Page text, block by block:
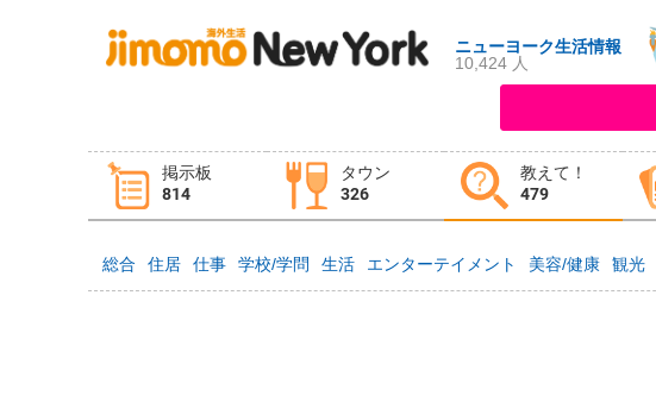
ニューヨーク生活情報
10,424 人
掲示板
814
タウン
326
教えて！
479
タウン情報 教えて！
イベント 求人
総合 住居 仕事 学校/学問 生活 エンターテイメント 美容/健康 観光